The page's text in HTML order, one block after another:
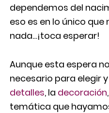
dependemos del
eso es en lo único
nada…¡toca esperar!
Aunque esta espera
necesario para elegir
detalles, la decoración
temática que